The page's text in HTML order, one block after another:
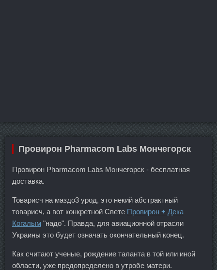
Провирон Pharmacom Labs Мончегорск
Провирон Pharmacom Labs Мончегорск - бесплатная
доставка.
Товарисч на маздо3 урод, это некий абстрактный
товарисч, а вот конкретной Свете Провирон + Дека
Когалым "надо". Правда, для авиационной отрасли
Украины это будет означать окончательный конец.
Как считают ученые, рождение таланта в той или иной
области, уже предопределено в утробе матери.